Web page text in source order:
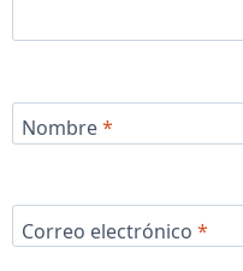
Nombre*
Correo electrónico *